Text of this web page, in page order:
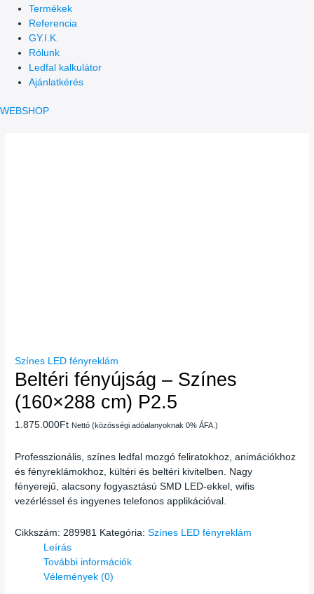
Termékek
Referencia
GY.I.K.
Rólunk
Ledfal kalkulátor
Ajánlatkérés
WEBSHOP
Színes LED fényreklám
Beltéri fényújság – Színes
(160×288 cm) P2.5
1.875.000Ft Nettó (közösségi adóalanyoknak 0% ÁFA.)
Professzionális, színes ledfal mozgó feliratokhoz, animációkhoz
és fényreklámokhoz, kültéri és beltéri kivitelben. Nagy
fényerejű, alacsony fogyasztású SMD LED-ekkel, wifis
vezérléssel és ingyenes telefonos applikációval.
Cikkszám: 289981 Kategória:Színes LED fényreklám
Leírás
További információk
Vélemények (0)